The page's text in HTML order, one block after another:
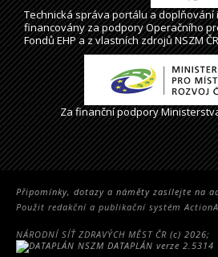
Technická správaportálua doplňování
financovány za podpory Operačního
Fondů EHP a z vlastních zdrojů NSZM
Za finanční podpory
Připomínky, dotazy a náměty zasílejte na
Použit redakční a publikační systém
NÁRODNÍ SÍŤ ZDRAVÝCH MĚST ČR (c) 2026;
DATAPLÁN verze 2.5314